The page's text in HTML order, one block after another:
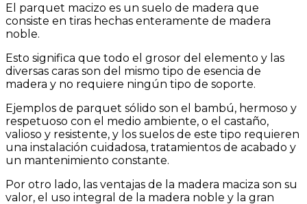
El parquet macizo es un suelo de madera que
consiste en tiras hechas enteramente de madera
noble.
Esto significa que todo el grosor del elemento y las
diversas caras son del mismo tipo de esencia de
madera y no requiere ningún tipo de soporte.
Ejemplos de parquet sólido son el bambú, hermoso y
respetuoso con el medio ambiente, o el castaño,
valioso y resistente, y los suelos de este tipo requieren
una instalación cuidadosa, tratamientos de acabado y
un mantenimiento constante.
Por otro lado, las ventajas de la madera maciza son su
valor, el uso integral de la madera noble y la gran